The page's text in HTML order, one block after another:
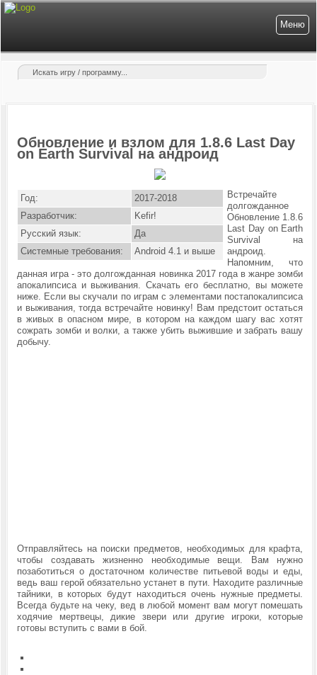
Меню
Обновление и взлом для 1.8.6 Last Day
on Earth Survival на андроид
Год:
2017-2018
Разработчик:
Kefir!
Русский язык:
Да
Системные требования:
Android 4.1 и выше
Встречайте
долгожданное
Обновление 1.8.6
Last Day on Earth
Survival на
андроид.
Напомним, что
данная игра - это долгожданная новинка 2017 года в жанре зомби
апокалипсиса и выживания. Скачать его бесплатно, вы можете
ниже. Если вы скучали по играм с элементами постапокалипсиса
и выживания, тогда встречайте новинку! Вам предстоит остаться
в живых в опасном мире, в котором на каждом шагу вас хотят
сожрать зомби и волки, а также убить выжившие и забрать вашу
добычу.
Отправляйтесь на поиски предметов, необходимых для крафта,
чтобы создавать жизненно необходимые вещи. Вам нужно
позаботиться о достаточном количестве питьевой воды и еды,
ведь ваш герой обязательно устанет в пути. Находите различные
тайники, в которых будут находиться очень нужные предметы.
Всегда будьте на чеку, вед в любой момент вам могут помешать
ходячие мертвецы, дикие звери или другие игроки, которые
готовы вступить с вами в бой.